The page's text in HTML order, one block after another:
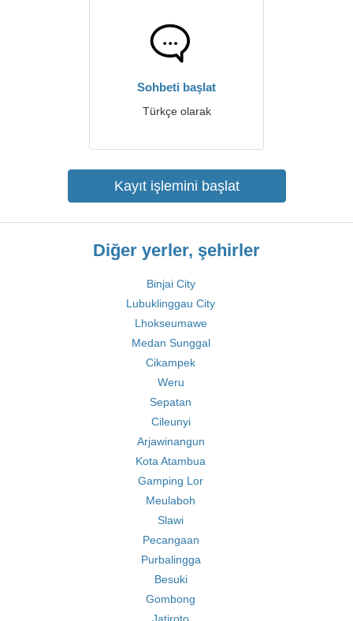
Sohbeti başlat
Türkçe olarak
Kayıt işlemini başlat
Diğer yerler, şehirler
Binjai City
Lubuklinggau City
Lhokseumawe
Medan Sunggal
Cikampek
Weru
Sepatan
Cileunyi
Arjawinangun
Kota Atambua
Gamping Lor
Meulaboh
Slawi
Pecangaan
Purbalingga
Besuki
Gombong